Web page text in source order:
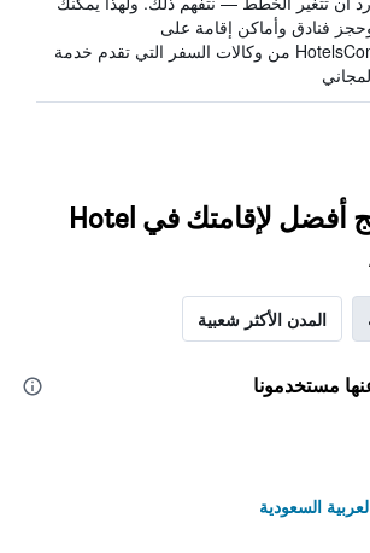
فنادق وأماكن إقامة على
HotelsCombined من وكالات السفر التي تقدم خدمة
اعثر على نتائج أفضل لإقامتك في Hotel
المدن الأكثر شعبية
مستخدمونا
السعودية